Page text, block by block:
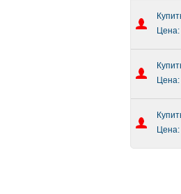
Цена:
Цена:
Цена: